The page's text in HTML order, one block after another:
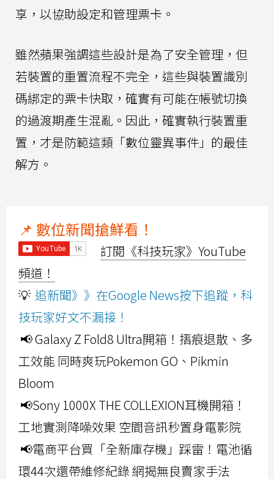
享，以協助設定和管理票卡。
雖然蘋果強調這些設計是為了安全管理，但
若裝置的重置流程不完全，這些與裝置識別
碼綁定的票卡快取，確實有可能在帳號切換
的過渡期產生混亂。因此，確實執行裝置重
置，才是防範這類「數位靈異事件」的最佳
解方。
📌 數位新聞搶鮮看！
訂閱《科技玩家》YouTube
頻道！
💡 追新聞》》在Google News按下追蹤，科
技玩家好文不漏接！
📢 Galaxy Z Fold8 Ultra開箱！摺痕退散、多
工效能 同時爽玩Pokemon GO、Pikmin
Bloom
📢Sony 1000X THE COLLEXION耳機開箱！
工地實測降噪效果 空間音訊秒置身電影院
📢電商平台買「全新庫存機」踩雷！電池循
環44次還帶維修紀錄 網揭無良賣家手法